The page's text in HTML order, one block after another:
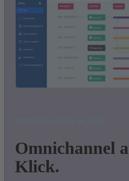
Omnichannel
Klick.